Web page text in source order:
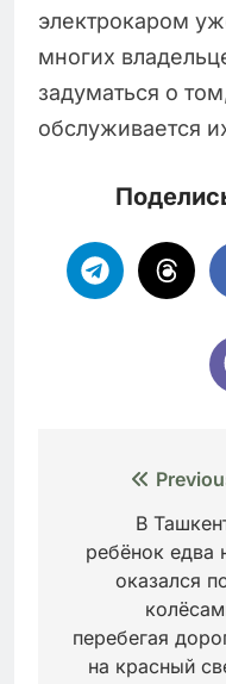
электрокаром
многих
задуматься о
обслуживается
Навигация
записям
В
ребёнок едва
оказался
перебегая
на красный